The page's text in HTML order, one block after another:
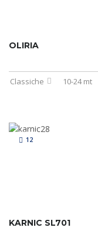
OLIRIA
Classiche 10-24 mt
12
KARNIC SL701